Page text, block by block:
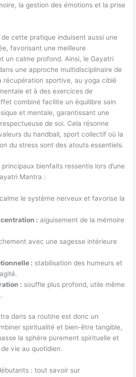
la gestion des émotions et la prise
cette pratique induisent aussi une
favorisant une meilleure
un calme profond. Ainsi, le Gayatri
une approche multidisciplinaire de
récupération sportive, au yoga ciblé
et à des exercices de
combiné facilite un équilibre sain
et mentale, garantissant une
de soi. Cela résonne
du handball, sport collectif où la
du stress sont des atouts essentiels.
bienfaits ressentis lors d’une
Mantra :
calme le système nerveux et favorise la
: aiguisement de la mémoire
avec une sagesse intérieure
: stabilisation des humeurs et
: souffle plus profond, utile même
dans sa routine est donc un
spiritualité et bien-être tangible,
la sphère purement spirituelle et
vie au quotidien.
: tout savoir sur